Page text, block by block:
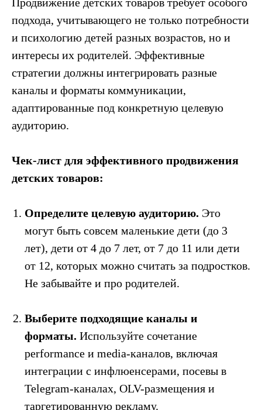
подхода, учитывающего не только потребности
и психологию детей разных возрастов, но и
интересы их родителей. Эффективные
стратегии должны интегрировать разные
каналы и форматы коммуникации,
адаптированные под конкретную целевую
аудиторию.
Чек-лист для эффективного продвижения
детских товаров:
Определите целевую аудиторию. Это
могут быть совсем маленькие дети (до 3
лет), дети от 4 до 7 лет, от 7 до 11 или дети
от 12, которых можно считать за подростков.
Не забывайте и про родителей.
Выберите подходящие каналы и
форматы. Используйте сочетание
performance и media-каналов, включая
интеграции с инфлюенсерами, посевы в
Telegram-каналах, OLV-размещения и
таргетированную рекламу.